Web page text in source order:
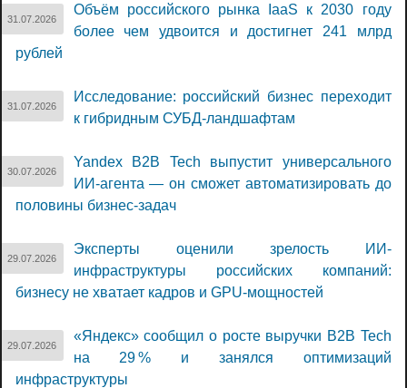
31.07.2026
Объём российского рынка IaaS к 2030 году
более чем удвоится и достигнет 241 млрд
рублей
31.07.2026
Исследование: российский бизнес переходит
к гибридным СУБД-ландшафтам
30.07.2026
Yandex B2B Tech выпустит универсального
ИИ-агента — он сможет автоматизировать до
половины бизнес-задач
29.07.2026
Эксперты оценили зрелость ИИ-
инфраструктуры российских компаний:
бизнесу не хватает кадров и GPU-мощностей
29.07.2026
«Яндекс» сообщил о росте выручки B2B Tech
на 29 % и занялся оптимизаций
инфраструктуры